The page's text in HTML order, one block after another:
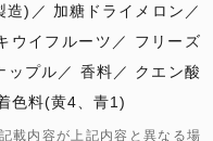
造)
加糖ドライメロン
ウイフルーツ
フリーズ
ップル 香料
クエン酸
色料(黄4、青1)
載内容が上記内容と異なる場